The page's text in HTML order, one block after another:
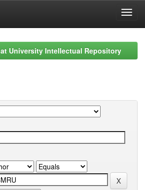
University Intellectual Repository